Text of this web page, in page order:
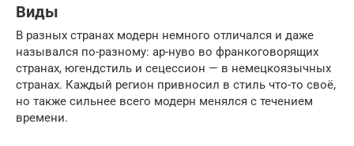
Виды
В разных странах модерн немного отличался и даже
назывался по-разному: ар-нуво во франкоговорящих
странах, югендстиль и сецессион — в немецкоязычных
странах. Каждый регион привносил в стиль что-то своё,
но также сильнее всего модерн менялся с течением
времени.